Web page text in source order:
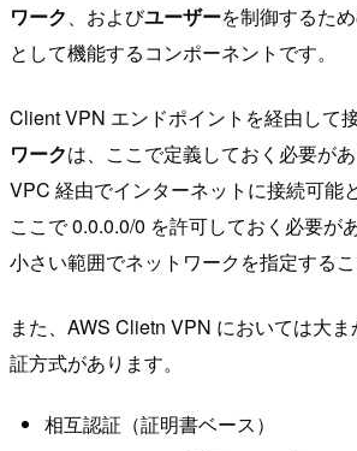
ワーク、およびユーザーを制御するた
として機能するコンポーネントです。
Client VPN エンドポイントを経由して
ワークは、ここで定義しておく必要が
VPC 経由でインターネットに接続可能
ここで 0.0.0.0/0 を許可しておく必要が
小さい範囲でネットワークを指定するこ
また、AWS Clietn VPN においては大
証方式があります。
相互認証（証明書ベース）